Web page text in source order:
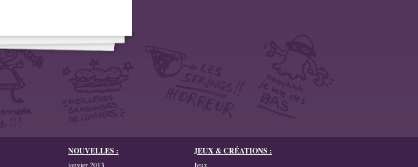
NOUVELLES :
janvier 2013
JEUX & CRÉATIONS :
Jeux